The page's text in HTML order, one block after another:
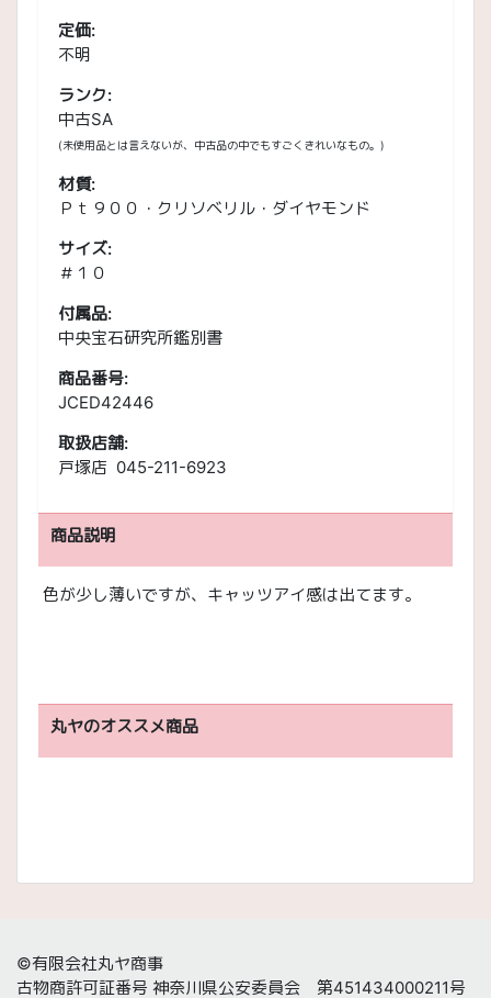
定価:
不明
ランク:
中古SA
(未使用品とは言えないが、中古品の中でもすごくきれいなもの。)
材質:
Ｐｔ９００・クリソベリル・ダイヤモンド
サイズ:
＃１０
付属品:
中央宝石研究所鑑別書
商品番号:
JCED42446
取扱店舗:
戸塚店 045-211-6923
商品説明
色が少し薄いですが、キャッツアイ感は出てます。
丸ヤのオススメ商品
©有限会社丸ヤ商事
古物商許可証番号 神奈川県公安委員会 第451434000211号